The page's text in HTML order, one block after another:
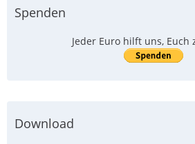
Spenden
Jeder Euro hilft uns, Euch
Download